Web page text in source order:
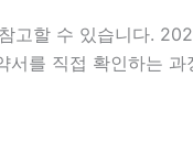
고할 수 있습니다.
를 직접 확인하는